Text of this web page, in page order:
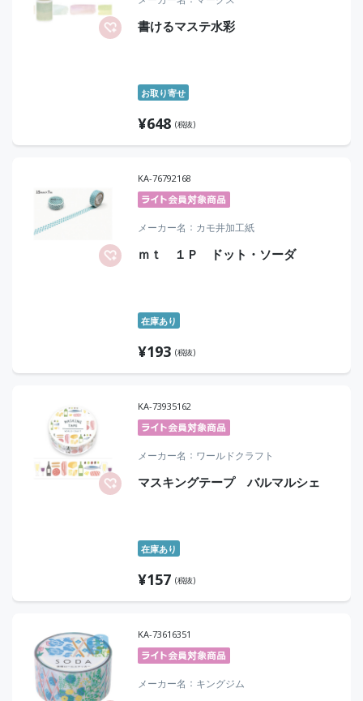
書けるマステ水彩
お取り寄せ
¥648 (税抜)
KA-76792168
メーカー名 カモ井加工紙
ｍｔ １Ｐ ドット・ソーダ
在庫あり
¥193 (税抜)
KA-73935162
メーカー名 ワールドクラフト
マスキングテープ バルマルシェ
在庫あり
¥157 (税抜)
KA-73616351
メーカー名 キングジム